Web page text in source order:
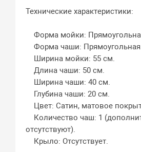
Технические характеристики:
Форма мойки:
Форма чаши:
Ширина мойки: 55 см.
Длина чаши: 50 см.
Ширина чаши: 40 см.
Глубина чаши: 20 см.
Цвет: Сатин, матовое
Количество чаш: 1
отсутствуют).
Крыло: Отсутствует.